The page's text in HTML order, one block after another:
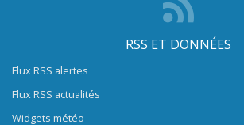
RSS ET DONNÉES
Flux RSS alertes
Flux RSS actualités
Widgets météo